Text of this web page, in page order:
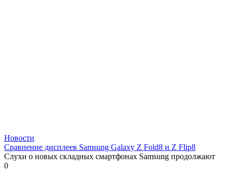
Новости
Сравнение дисплеев Samsung Galaxy Z Fold8 и Z Flip8
Слухи о новых складных смартфонах Samsung продолжают
0